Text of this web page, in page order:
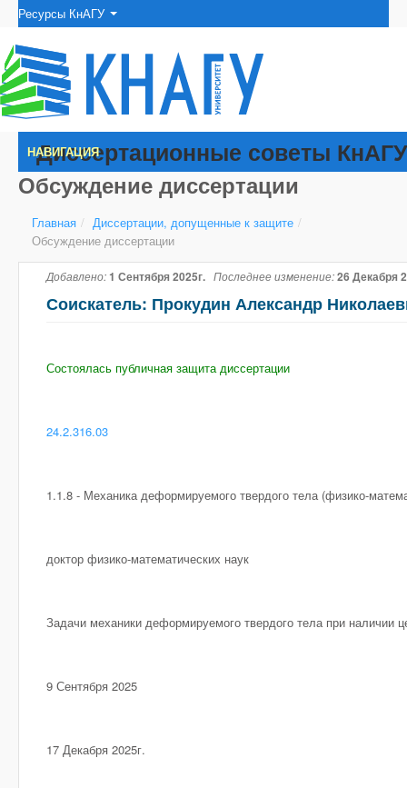
Ресурсы КнАГУ
Диссертационные советы КнАГУ
НАВИГАЦИЯ
Обсуждение диссертации
Главная / Диссертации, допущенные к защите /
Обсуждение диссертации
Добавлено:1 Сентября 2025г. Последнее изменение:26 Декабря
Соискатель: Прокудин Александр
Состоялась публичная защита диссертации
24.2.316.03
1.1.8 - Механика деформируемого твердого тела (физико-
доктор физико-математических наук
Задачи механики деформируемого твердого тела при наличии
9 Сентября 2025
17 Декабря 2025г.